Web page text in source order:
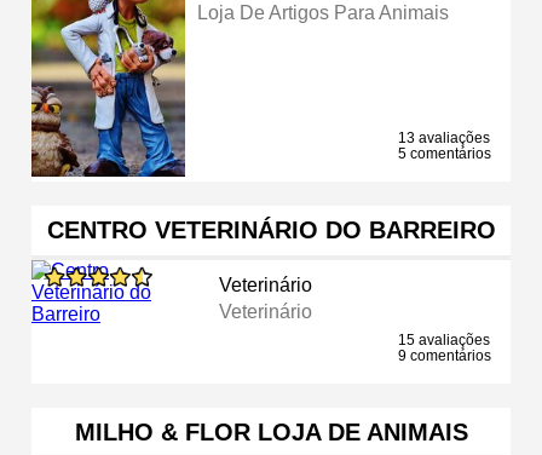
Loja De Artigos Para Animais
13 avaliações
5 comentários
CENTRO VETERINÁRIO DO BARREIRO
Veterinário
Veterinário
15 avaliações
9 comentários
MILHO & FLOR LOJA DE ANIMAIS